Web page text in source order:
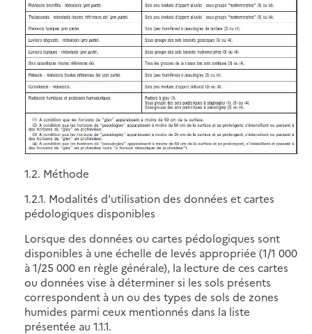
1.2. Méthode
1.2.1. Modalités d'utilisation des données et cartes
pédologiques disponibles
Lorsque des données ou cartes pédologiques sont
disponibles à une échelle de levés appropriée (1/1 000
à 1/25 000 en règle générale), la lecture de ces cartes
ou données vise à déterminer si les sols présents
correspondent à un ou des types de sols de zones
humides parmi ceux mentionnés dans la liste
présentée au 1.1.1.